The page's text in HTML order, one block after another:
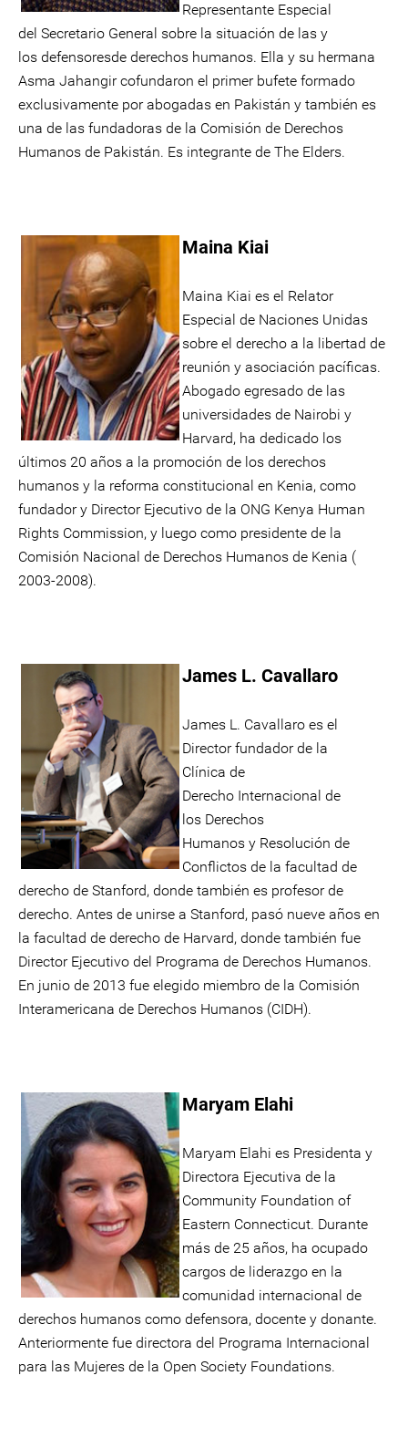
Representante Especial
del Secretario General sobre la situación de las y
los defensoresde derechos humanos. Ella y su hermana
Asma Jahangir cofundaron el primer bufete formado
exclusivamente por abogadas en Pakistán y también es
una de las fundadoras de la Comisión de Derechos
Humanos de Pakistán. Es integrante de The Elders.
Maina Kiai
Maina Kiai es el Relator
Especial de Naciones Unidas
sobre el derecho a la libertad de
reunión y asociación pacíficas.
Abogado egresado de las
universidades de Nairobi y
Harvard, ha dedicado los
últimos 20 años a la promoción de los derechos
humanos y la reforma constitucional en Kenia, como
fundador y Director Ejecutivo de la ONG Kenya Human
Rights Commission, y luego como presidente de la
Comisión Nacional de Derechos Humanos de Kenia (
2003-2008).
James L. Cavallaro
James L. Cavallaro es el
Director fundador de la
Clínica de
Derecho Internacional de
los Derechos
Humanos y Resolución de
Conflictos de la facultad de
derecho de Stanford, donde también es profesor de
derecho. Antes de unirse a Stanford, pasó nueve años en
la facultad de derecho de Harvard, donde también fue
Director Ejecutivo del Programa de Derechos Humanos.
En junio de 2013 fue elegido miembro de la Comisión
Interamericana de Derechos Humanos (CIDH).
Maryam Elahi
Maryam Elahi es Presidenta y
Directora Ejecutiva de la
Community Foundation of
Eastern Connecticut. Durante
más de 25 años, ha ocupado
cargos de liderazgo en la
comunidad internacional de
derechos humanos como defensora, docente y donante.
Anteriormente fue directora del Programa Internacional
para las Mujeres de la Open Society Foundations.